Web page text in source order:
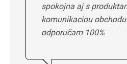
spokojna aj s
komunikaciou
odporučam 100%